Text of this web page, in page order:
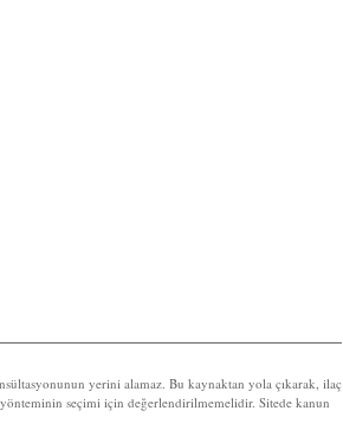
yerini alamaz. Bu kaynaktan yola çıkarak, ilaç
seçimi için değerlendirilmemelidir. Sitede kanun